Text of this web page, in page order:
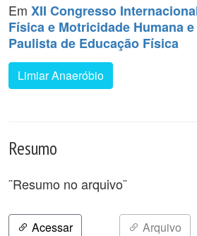
Em XII Congresso
Física e Motricidade Humana
Paulista de Educação Física
Limiar Anaeróbio
Resumo
¨Resumo no arquivo¨
Acessar Arquivo